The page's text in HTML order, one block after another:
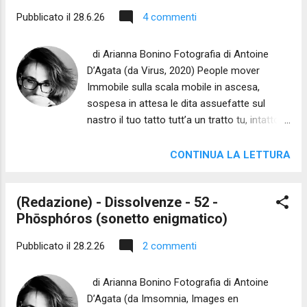
Pubblicato il 28.6.26 4 commenti
di Arianna Bonino Fotografia di Antoine
D’Agata (da Virus, 2020) People mover
Immobile sulla scala mobile in ascesa,
sospesa in attesa le dita assuefatte sul
nastro il tuo tatto tutt’a un tratto tu, intatto,
inattesa ettometrica resa, riarmata
CONTINUA LA LETTURA
(Redazione) - Dissolvenze - 52 -
Phōsphóros (sonetto enigmatico)
Pubblicato il 28.2.26 2 commenti
di Arianna Bonino Fotografia di Antoine
D’Agata (da Imsomnia, Images en